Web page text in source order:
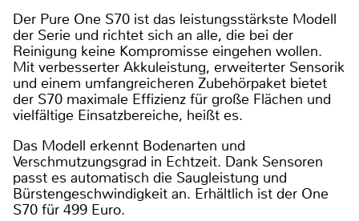
Der Pure One S70 ist das leistungsstärkste Modell
der Serie und richtet sich an alle, die bei der
Reinigung keine Kompromisse eingehen wollen.
Mit verbesserter Akkuleistung, erweiterter Sensorik
und einem umfangreicheren Zubehörpaket bietet
der S70 maximale Effizienz für große Flächen und
vielfältige Einsatzbereiche, heißt es.
Das Modell erkennt Bodenarten und
Verschmutzungsgrad in Echtzeit. Dank Sensoren
passt es automatisch die Saugleistung und
Bürstengeschwindigkeit an. Erhältlich ist der One
S70 für 499 Euro.